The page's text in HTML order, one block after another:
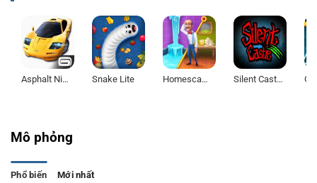
Asphalt Nitro Snake Lite Homescapes Silent Castle
Mô phỏng
Phổ biến Mới nhất